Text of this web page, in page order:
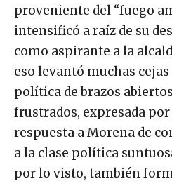
proveniente del “fuego
intensificó a raíz de su
como aspirante a la
eso levantó muchas
política de brazos
frustrados, expresada
respuesta a Morena de
a la clase política
por lo visto, también